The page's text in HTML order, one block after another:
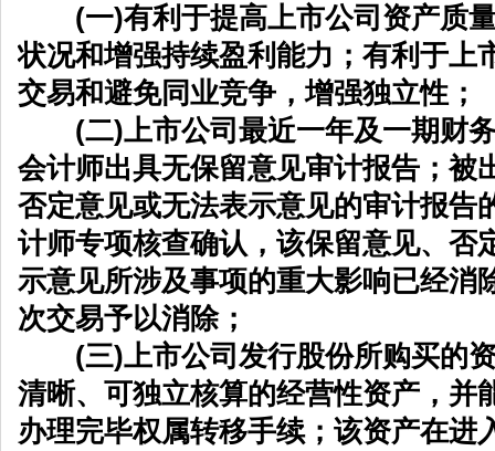
(一)有利于提高上市公司资产质量
状况和增强持续盈利能力；有利于上
交易和避免同业竞争，增强独立性；
(二)上市公司最近一年及一期财务
会计师出具无保留意见审计报告；被
否定意见或无法表示意见的审计报告
计师专项核查确认，该保留意见、否
示意见所涉及事项的重大影响已经消
次交易予以消除；
(三)上市公司发行股份所购买的资
清晰、可独立核算的经营性资产，并
办理完毕权属转移手续；该资产在进